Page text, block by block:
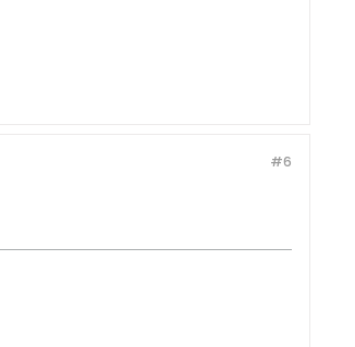
#6